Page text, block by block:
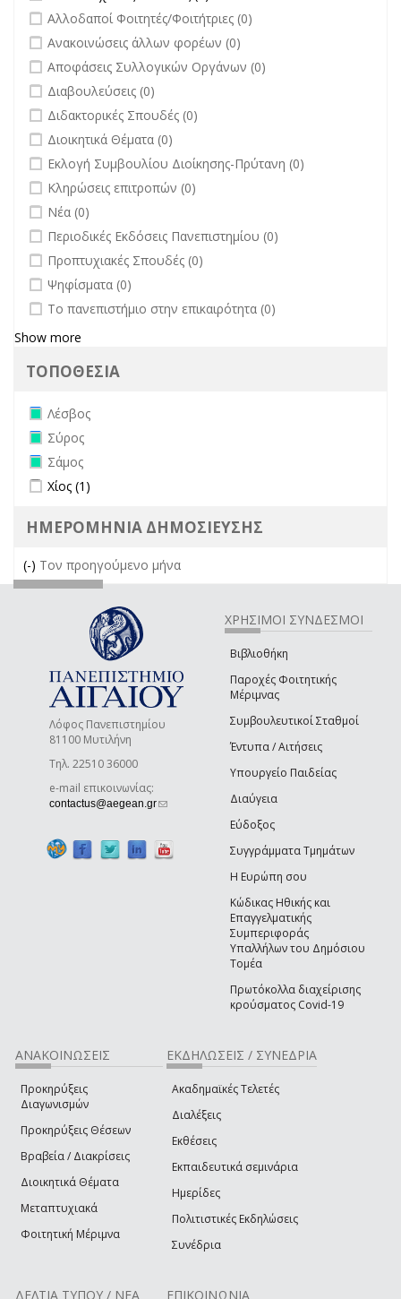
undefined
Αλλοδαποί Φοιτητές/Φοιτήτριες (0)
undefined
Ανακοινώσεις άλλων φορέων (0)
undefined
Αποφάσεις Συλλογικών Οργάνων (0)
undefined
Διαβουλεύσεις (0)
undefined
Διδακτορικές Σπουδές (0)
undefined
Διοικητικά Θέματα (0)
undefined
Εκλογή Συμβουλίου Διοίκησης-Πρύτανη (0)
undefined
Κληρώσεις επιτροπών (0)
undefined
Νέα (0)
undefined
Περιοδικές Εκδόσεις Πανεπιστημίου (0)
undefined
Προπτυχιακές Σπουδές (0)
undefined
Ψηφίσματα (0)
undefined
Το πανεπιστήμιο στην επικαιρότητα (0)
Show more
ΤΟΠΟΘΕΣΙΑ
Remove Λέσβος filter
Λέσβος
Remove Σύρος filter
Σύρος
Remove Σάμος filter
Σάμος
Apply Χίος filter
Χίος (1)
ΗΜΕΡΟΜΗΝΙΑ ΔΗΜΟΣΙΕΥΣΗΣ
(-) Remove Τον προηγούμενο μήνα filter
Τον προηγούμενο μήνα
Λόφος Πανεπιστημίου
81100 Μυτιλήνη
Τηλ. 22510 36000
e-mail επικοινωνίας:
contactus@aegean.gr(link sends e-mail)
ΧΡΗΣΙΜΟΙ ΣΥΝΔΕΣΜΟΙ
Βιβλιοθήκη
Παροχές Φοιτητικής
Μέριμνας
Συμβουλευτικοί Σταθμοί
Έντυπα / Αιτήσεις
Υπουργείο Παιδείας
Διαύγεια
Εύδοξος
Συγγράμματα Τμημάτων
Η Ευρώπη σου
Κώδικας Ηθικής και
Επαγγελματικής
Συμπεριφοράς
Υπαλλήλων του Δημόσιου
Τομέα
Πρωτόκολλα διαχείρισης
κρούσματος Covid-19
ΑΝΑΚΟΙΝΩΣΕΙΣ
Προκηρύξεις
Διαγωνισμών
Προκηρύξεις Θέσεων
Βραβεία / Διακρίσεις
Διοικητικά Θέματα
Μεταπτυχιακά
Φοιτητική Μέριμνα
ΕΚΔΗΛΩΣΕΙΣ / ΣΥΝΕΔΡΙΑ
Ακαδημαϊκές Τελετές
Διαλέξεις
Εκθέσεις
Εκπαιδευτικά σεμινάρια
Ημερίδες
Πολιτιστικές Εκδηλώσεις
Συνέδρια
ΔΕΛΤΙΑ ΤΥΠΟΥ / ΝΕΑ ΕΠΙΚΟΙΝΩΝΙΑ